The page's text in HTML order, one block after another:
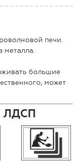
печи.
металла.
большие
может
ЛДСП